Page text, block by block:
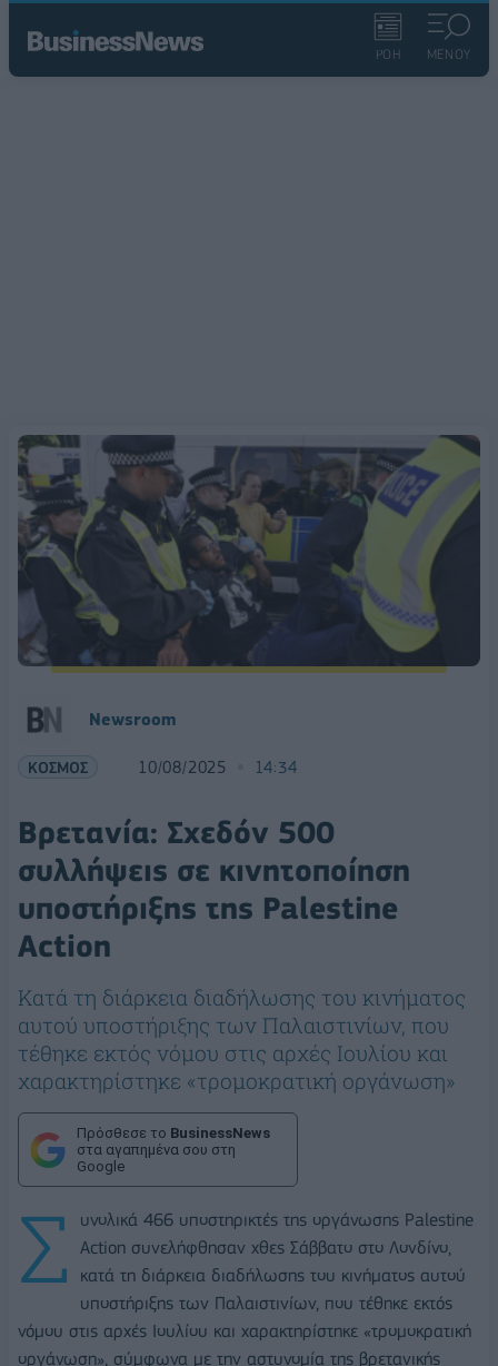
ΡΟΗ ΜΕΝΟΥ
Newsroom
ΚΟΣΜΟΣ 10/08/2025 14:34
Βρετανία: Σχεδόν 500
συλλήψεις σε κινητοποίηση
υποστήριξης της Palestine
Action
Κατά τη διάρκεια διαδήλωσης του κινήματος
αυτού υποστήριξης των Παλαιστινίων, που
τέθηκε εκτός νόμου στις αρχές Ιουλίου και
χαρακτηρίστηκε «τρομοκρατική οργάνωση»
Πρόσθεσε το BusinessNews
στα αγαπημένα σου στη
Google
Σ
υνολικά 466 υποστηρικτές της οργάνωσης Palestine
Action συνελήφθησαν χθες Σάββατο στο Λονδίνο,
κατά τη διάρκεια διαδήλωσης του κινήματος αυτού
υποστήριξης των Παλαιστινίων, που τέθηκε εκτός
νόμου στις αρχές Ιουλίου και χαρακτηρίστηκε «τρομοκρατική
οργάνωση», σύμφωνα με την αστυνομία της βρετανικής